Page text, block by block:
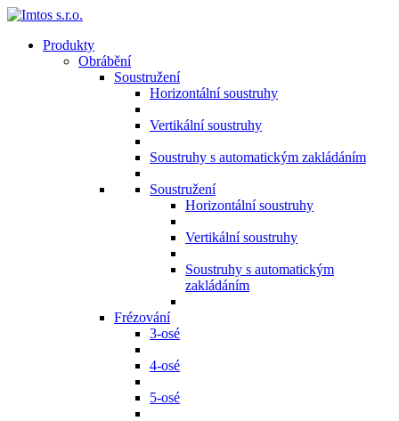
Produkty
Obrábění
Soustružení
Horizontální soustruhy
Vertikální soustruhy
Soustruhy s automatickým zakládáním
Soustružení
Horizontální soustruhy
Vertikální soustruhy
Soustruhy s automatickým
zakládáním
Frézování
3-osé
4-osé
5-osé